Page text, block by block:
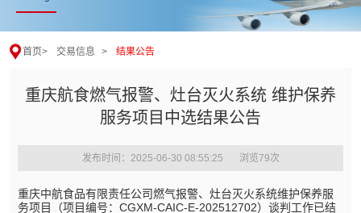
首页> 交易信息 > 结果公告
重庆航食燃气报警、灶台灭火系统 维护保养
服务项目中选结果公告
发布时间：2025-06-30 08:55:25 浏览79次
重庆中航食品有限责任公司燃气报警、灶台灭火系统维护保养服
务项目（项目编号：CGXM-CAIC-E-202512702）谈判工作已结